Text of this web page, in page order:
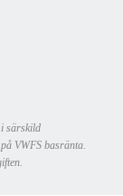
särskild
VWFS basränta.